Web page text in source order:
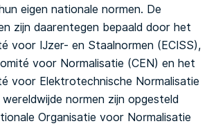
eigen nationale normen. De
zijn daarentegen bepaald door het
voor IJzer- en Staalnormen (ECISS),
voor Normalisatie (CEN) en het
voor Elektrotechnische Normalisatie
wereldwijde normen zijn opgesteld
Organisatie voor Normalisatie